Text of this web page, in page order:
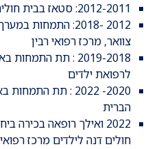
2012-2011: סטאז בבית חולים בלינסון, מרכז רפואי רבין
2012 -2018: התמחות
צוואר, מרכז רפואי רבין
2019-2018 : תת
לרפואת ילדים
2020- 2022 : תת
הברית
2022 ואילך רופאה בכירה
חולים דנה לילדים מרכז